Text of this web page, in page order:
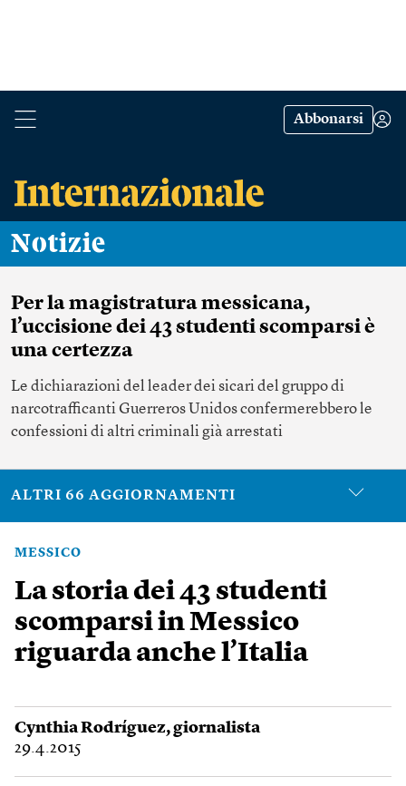
Abbonarsi
Notizie
Per la magistratura messicana,
l’uccisione dei 43 studenti scomparsi è
una certezza
Le dichiarazioni del leader dei sicari del gruppo di
narcotrafficanti Guerreros Unidos confermerebbero le
confessioni di altri criminali già arrestati
ALTRI 66 AGGIORNAMENTI
MESSICO
La storia dei 43 studenti
scomparsi in Messico
riguarda anche l’Italia
Cynthia Rodríguez, giornalista
29.4.2015